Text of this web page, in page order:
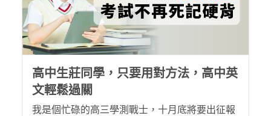
高中生莊同學，只要用對方法，高中英
文輕鬆過關
我是個忙碌的高三學測戰士，十月底將要出征報